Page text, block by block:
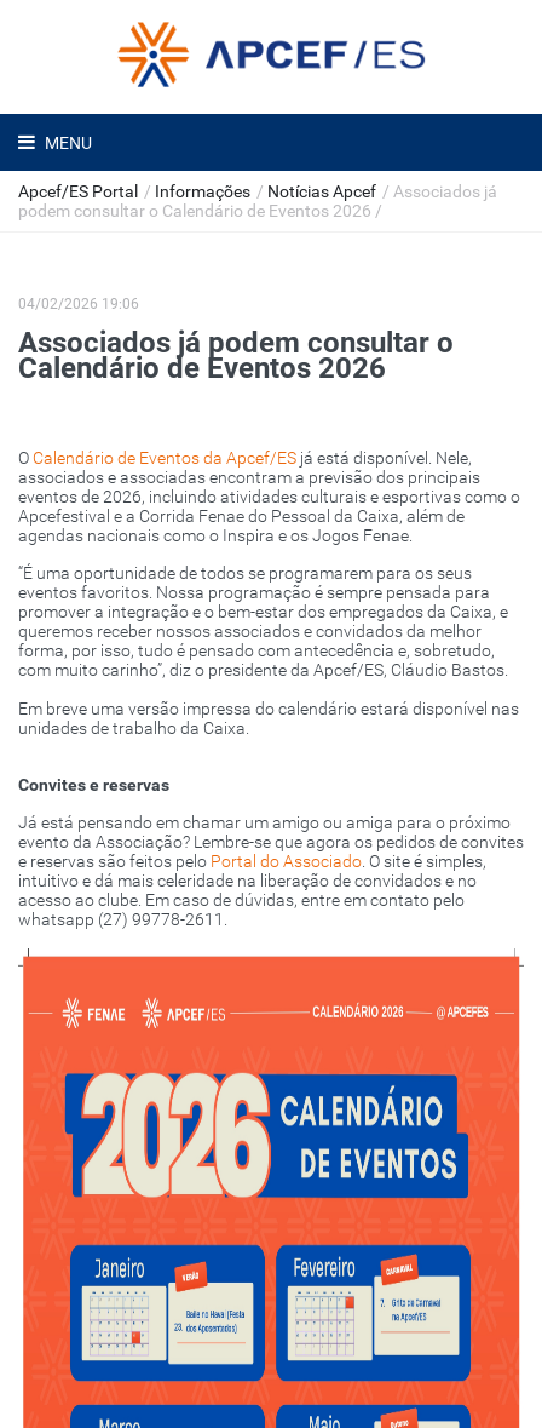
MENU
Apcef/ES Portal / Informações / Notícias Apcef / Associados já
podem consultar o Calendário de Eventos 2026 /
04/02/2026 19:06
Associados já podem consultar o
Calendário de Eventos 2026
OCalendário de Eventos da Apcef/ES já está disponível. Nele,
associados e associadas encontram a previsão dos principais
eventos de 2026, incluindo atividades culturais e esportivas como o
Apcefestival e a Corrida Fenae do Pessoal da Caixa, além de
agendas nacionais como o Inspira e os Jogos Fenae.
“É uma oportunidade de todos se programarem para os seus
eventos favoritos. Nossa programação é sempre pensada para
promover a integração e o bem-estar dos empregados da Caixa, e
queremos receber nossos associados e convidados da melhor
forma, por isso, tudo é pensado com antecedência e, sobretudo,
com muito carinho”, diz o presidente da Apcef/ES, Cláudio Bastos.
Em breve uma versão impressa do calendário estará disponível nas
unidades de trabalho da Caixa.
Convites e reservas
Já está pensando em chamar um amigo ou amiga para o próximo
evento da Associação? Lembre-se que agora os pedidos de convites
e reservas são feitos pelo Portal do Associado. O site é simples,
intuitivo e dá mais celeridade na liberação de convidados e no
acesso ao clube. Em caso de dúvidas, entre em contato pelo
whatsapp (27) 99778-2611.